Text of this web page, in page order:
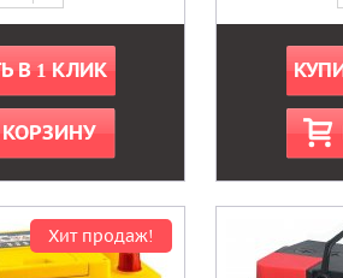
В 1 КЛИК
КОРЗИНУ
Хит продаж!